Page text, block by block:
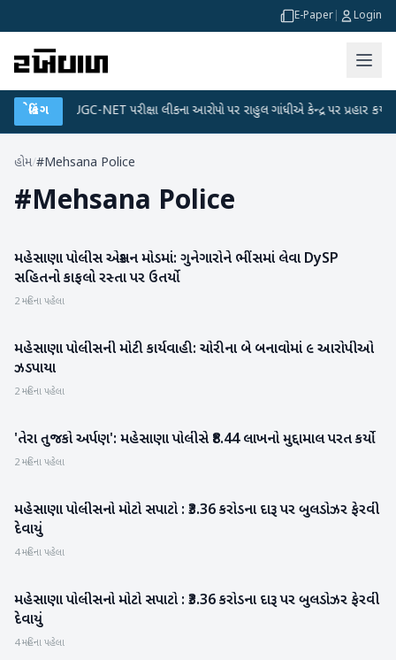
E-Paper Login
બ્રેકિંગ
● UGC-NET પરીક્ષા લીકના આરોપો પર રાહુલ ગાંધીએ કેન્દ્ર પર પ્રહાર કર્યા
હોમ/#Mehsana Police
#Mehsana Police
મહેસાણા
મહેસાણા પોલીસ એક્શન મોડમાં: ગુનેગારોને ભીંસમાં લેવા DySP
સહિતનો કાફલો રસ્તા પર ઉતર્યો
2 મહિના પહેલા
મહેસાણા
મહેસાણા પોલીસની મોટી કાર્યવાહી: ચોરીના બે બનાવોમાં ૯ આરોપીઓ
ઝડપાયા
2 મહિના પહેલા
મહેસાણા
'તેરા તુજકો અર્પણ': મહેસાણા પોલીસે ₹8.44 લાખનો મુદ્દામાલ પરત કર્યો
2 મહિના પહેલા
મહેસાણા
મહેસાણા પોલીસનો મોટો સપાટો : ₹3.36 કરોડના દારૂ પર બુલડોઝર ફેરવી
દેવાયું
4 મહિના પહેલા
મહેસાણા
મહેસાણા પોલીસનો મોટો સપાટો : ₹3.36 કરોડના દારૂ પર બુલડોઝર ફેરવી
દેવાયું
4 મહિના પહેલા